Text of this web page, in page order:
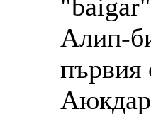
Алип-
първия